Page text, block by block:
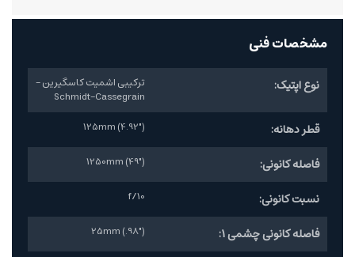
مشخصات فنی
نوع اپتیک:
ترکیبی اشمیت کاسگیرین -
Schmidt-Cassegrain
قطر دهانه: 125mm (4.92")
فاصله کانونی: 1250mm (49")
نسبت کانونی: f/10
فاصله کانونی چشمی 1: 25mm (.98")